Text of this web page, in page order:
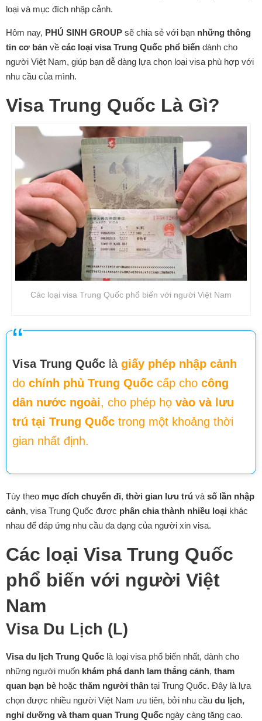
loại và mục đích nhập cảnh.
Hôm nay, PHÚ SINH GROUP sẽ chia sẻ với bạn những thông
tin cơ bản về các loại visa Trung Quốc phổ biến dành cho
người Việt Nam, giúp bạn dễ dàng lựa chọn loại visa phù hợp với
nhu cầu của mình.
Visa Trung Quốc Là Gì?
Các loại visa Trung Quốc phổ biến với người Việt Nam
Visa Trung Quốc là giấy phép nhập cảnh
do chính phủ Trung Quốc cấp cho công
dân nước ngoài, cho phép họ vào và lưu
trú tại Trung Quốc trong một khoảng thời
gian nhất định.
Tùy theo mục đích chuyến đi, thời gian lưu trú và số lần nhập
cảnh, visa Trung Quốc được phân chia thành nhiều loại khác
nhau để đáp ứng nhu cầu đa dạng của người xin visa.
Các loại Visa Trung Quốc
phổ biến với người Việt
Nam
Visa Du Lịch (L)
Visa du lịch Trung Quốc là loại visa phổ biến nhất, dành cho
những người muốn khám phá danh lam thắng cảnh, tham
quan bạn bè hoặc thăm người thân tại Trung Quốc. Đây là lựa
chọn được nhiều người Việt Nam ưu tiên, bởi nhu cầu du lịch,
nghỉ dưỡng và tham quan Trung Quốc ngày càng tăng cao.